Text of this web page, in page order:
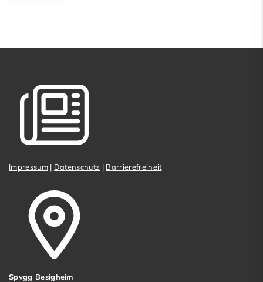
Impressum| Datenschutz | Barrierefreiheit
Spvgg Besigheim